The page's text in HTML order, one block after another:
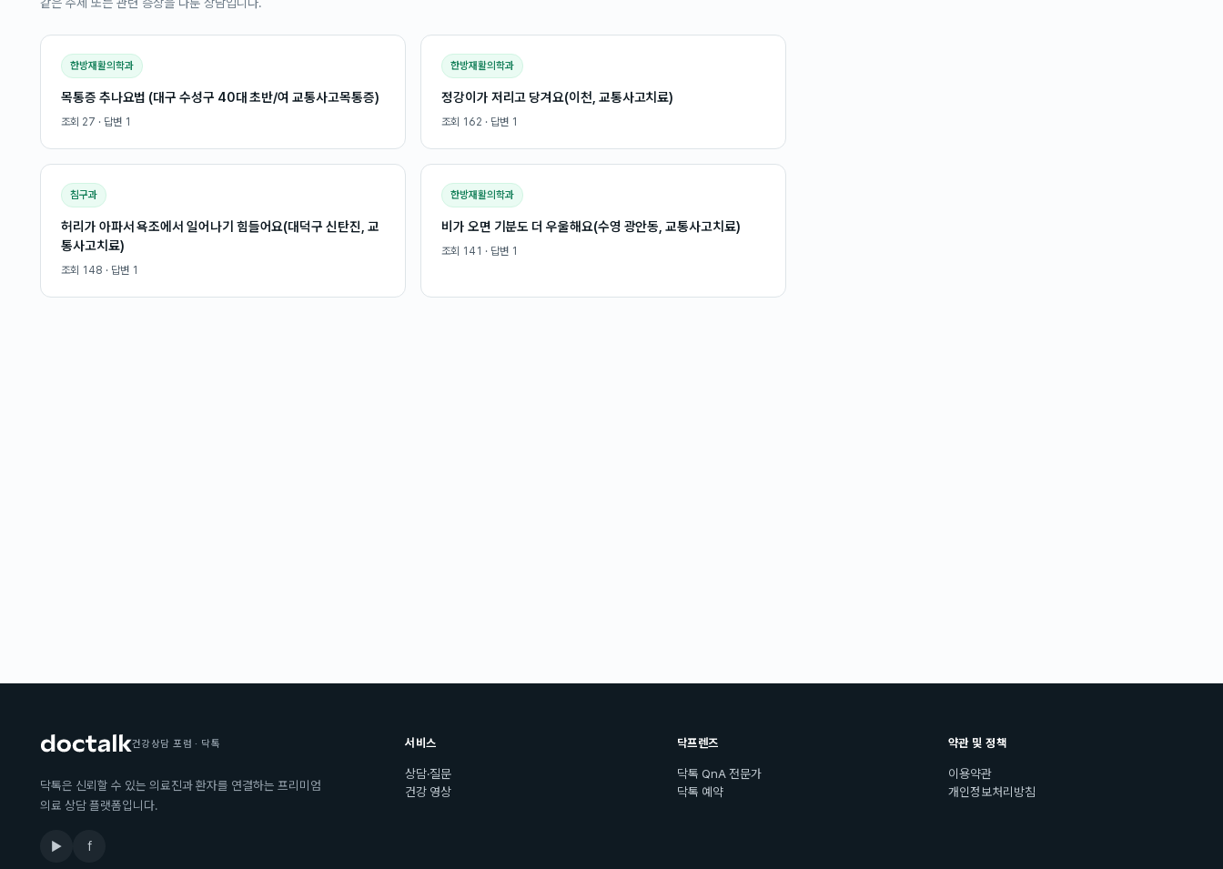
한방재활의학과
목통증 추나요법 (대구 수성구 40대 초반/여 교통사고목통증)
조회 27 · 답변 1
한방재활의학과
정강이가 저리고 당겨요(이천, 교통사고치료)
조회 162 · 답변 1
침구과
허리가 아파서 욕조에서 일어나기 힘들어요(대덕구 신탄진, 교
통사고치료)
조회 148 · 답변 1
한방재활의학과
비가 오면 기분도 더 우울해요(수영 광안동, 교통사고치료)
조회 141 · 답변 1
건강상담 포럼 · 닥톡
닥톡은 신뢰할 수 있는 의료진과 환자를 연결하는 프리미엄
의료 상담 플랫폼입니다.
▶ f
서비스
상담·질문
건강 영상
닥프렌즈
닥톡 QnA 전문가
닥톡 예약
약관 및 정책
이용약관
개인정보처리방침